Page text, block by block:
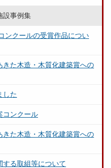
事例集
ンクールの受賞作品につい
た木造・木質化建築賞への
した
ンクール
た木造・木質化建築賞への
する取組等について